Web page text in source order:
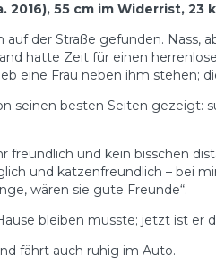
2016), 55 cm im Widerrist,
der Straße gefunden.
hatte Zeit für einen
eine Frau neben ihm stehen;
seinen besten Seiten
freundlich und kein bisschen
und katzenfreundlich – bei
wären sie gute Freunde“.
bleiben musste; jetzt ist er
fährt auch ruhig im Auto.